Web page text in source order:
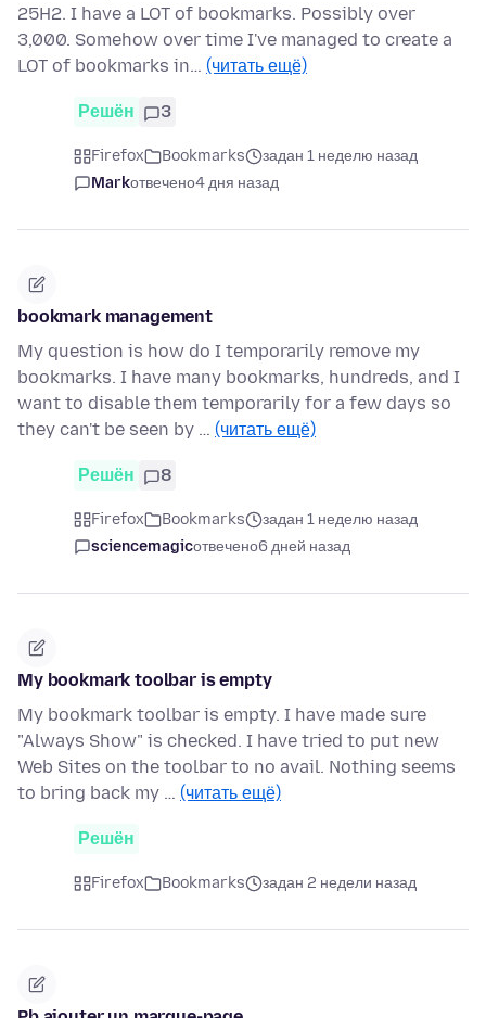
25H2. I have a LOT of bookmarks. Possibly over
3,000. Somehow over time I've managed to create a
LOT of bookmarks in… (читать ещё)
Решён 3
Firefox Bookmarks
задан 1 неделю назад
Markотвечено4 дня назад
bookmark management
My question is how do I temporarily remove my
bookmarks. I have many bookmarks, hundreds, and I
want to disable them temporarily for a few days so
they can't be seen by … (читать ещё)
Решён 8
Firefox Bookmarks
задан 1 неделю назад
sciencemagicотвечено6 дней назад
My bookmark toolbar is empty
My bookmark toolbar is empty. I have made sure
"Always Show" is checked. I have tried to put new
Web Sites on the toolbar to no avail. Nothing seems
to bring back my … (читать ещё)
Решён
Firefox Bookmarks задан 2 недели назад